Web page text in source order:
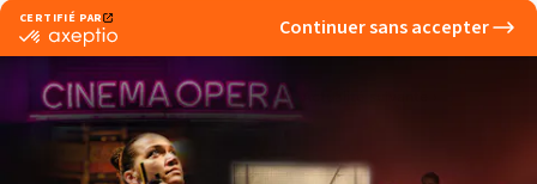
‹ Actualité précedente